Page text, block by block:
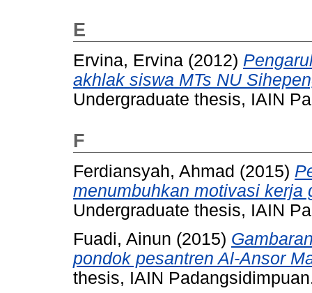
E
Ervina, Ervina (2012)
akhlak siswa MTs NU
Undergraduate thesis, IAIN
F
Ferdiansyah, Ahmad (2015)
menumbuhkan motivasi kerja
Undergraduate thesis, IAIN
Fuadi, Ainun (2015)
pondok pesantren Al-Ansor
thesis, IAIN